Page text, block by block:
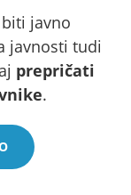
javno
javnosti tudi
prepričati
.